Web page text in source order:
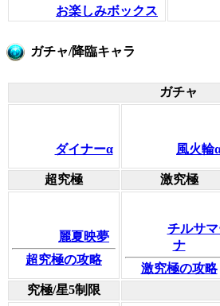
お楽しみボックス
ガチャ/降臨キャラ
ガチャ
ダイナーα 風火輪
超究極
激究極
麗夏映夢
超究極の攻略
チルサ
ナ
激究極の攻略
究極/星5制限